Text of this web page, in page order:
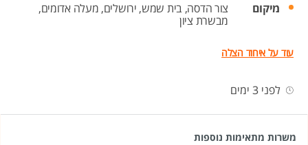
מיקום
צור הדסה, בית שמש, ירושלים, מעלה אדומים,
מבשרת ציון
עוד על איחוד הצלה
לפני 3 ימים
משרות מתאימות נוספות